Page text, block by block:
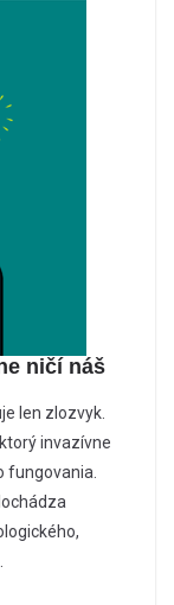
ničí náš
len zlozvyk.
invazívne
fungovania.